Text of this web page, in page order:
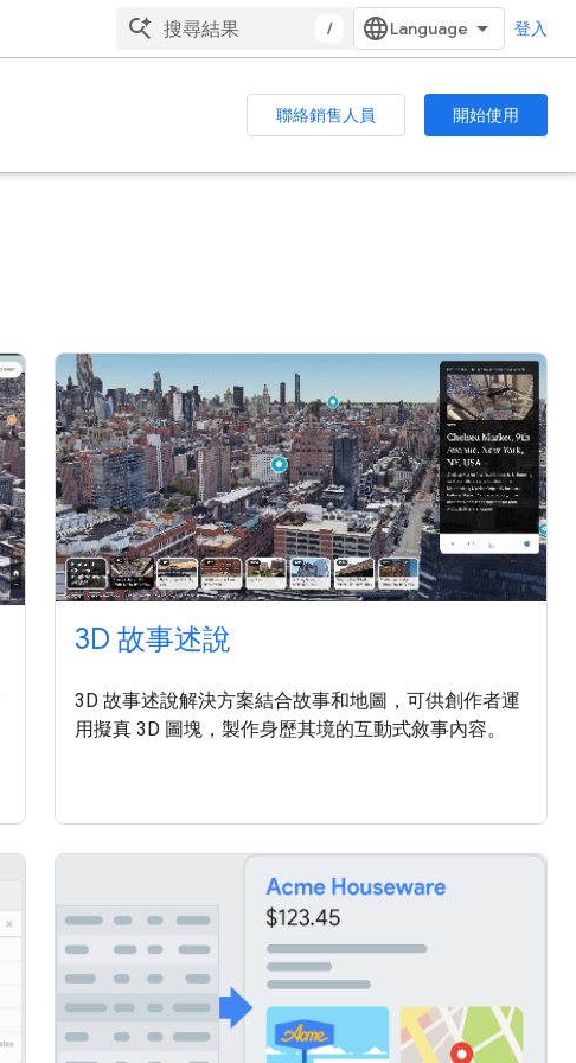
/ 登入
聯絡銷售人員 開始使用
3D 故事述說
3D 故事述說解決方案結合故事和地圖，可供創作者運
用擬真 3D 圖塊，製作身歷其境的互動式敘事內容。